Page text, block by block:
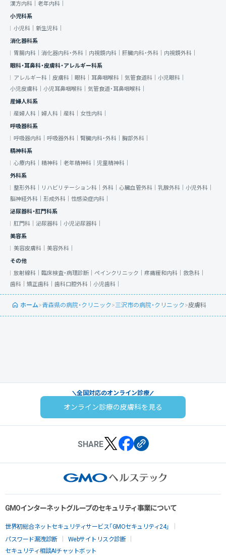
漢方内科｜ 老年内科｜
小児科系
小児科｜ 新生児科｜
消化器科系
胃腸内科｜ 消化器内科・外科｜ 内視鏡内科｜ 肝臓内科・外科｜ 内視鏡外科｜
眼科・耳鼻科・皮膚科・アレルギー科系
アレルギー科｜ 皮膚科｜ 眼科｜ 耳鼻咽喉科｜ 気管食道科｜ 小児眼科｜
小児皮膚科｜ 小児耳鼻咽喉科｜ 気管食道・耳鼻咽喉科｜
産婦人科系
産婦人科｜ 婦人科｜ 産科｜ 女性内科｜
呼吸器科系
呼吸器内科｜ 呼吸器外科｜ 腎臓内科・外科｜ 胸部外科｜
精神科系
心療内科｜ 精神科｜ 老年精神科｜ 児童精神科｜
外科系
整形外科｜
リハビリテーション科｜ 外科｜ 心臓血管外科｜ 乳腺外科｜ 小児外科｜
脳神経外科｜ 形成外科｜ 性感染症内科｜
泌尿器科・肛門科系
肛門科｜ 泌尿器科｜ 小児泌尿器科｜
美容系
美容皮膚科｜ 美容外科｜
その他
放射線科｜ 臨床検査・病理診断｜ ペインクリニック｜ 疼痛緩和内科｜ 救急科｜
歯科｜ 矯正歯科｜ 歯科口腔外科｜ 小児歯科｜
ホーム>青森県の病院・クリニック>三沢市の病院・クリニック>皮膚科
全国対応のオンライン診療
オンライン診療の皮膚科を見る
SHARE
GMOインターネットグループのセキュリティ事業について
世界初総合ネットセキュリティサービス「GMOセキュリティ24」
パスワード漏洩診断
Webサイトリスク診断
セキュリティ相談AIチャットボット